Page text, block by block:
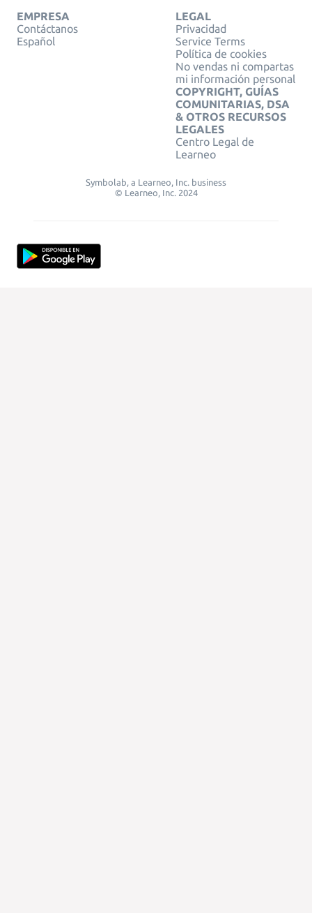
EMPRESA
Contáctanos
Español
LEGAL
Privacidad
Service Terms
Política de cookies
No vendas ni compartas
mi información personal
COPYRIGHT, GUÍAS
COMUNITARIAS, DSA
& OTROS RECURSOS
LEGALES
Centro Legal de
Learneo
Symbolab, a Learneo, Inc. business
© Learneo, Inc. 2024